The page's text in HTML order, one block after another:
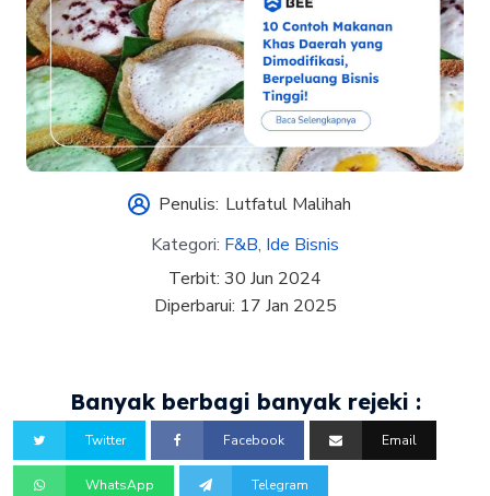
Penulis: Lutfatul Malihah
Kategori: F&B, Ide Bisnis
Terbit: 30 Jun 2024
Diperbarui: 17 Jan 2025
Banyak berbagi banyak rejeki :
Twitter Facebook Email
WhatsApp Telegram